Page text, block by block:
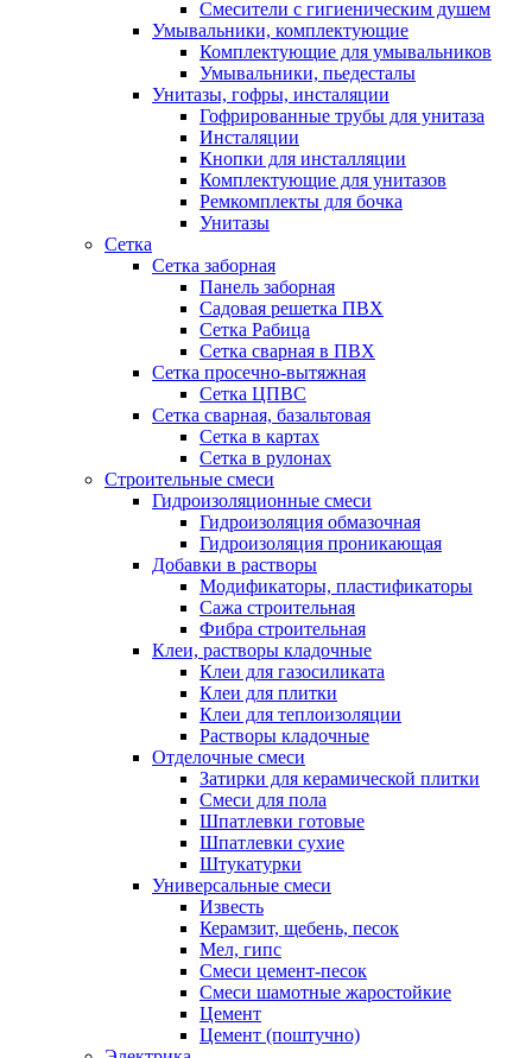
Смесители с гигиеническим душем
Умывальники, комплектующие
Комплектующие для умывальников
Умывальники, пьедесталы
Унитазы, гофры, инсталяции
Гофрированные трубы для унитаза
Инсталяции
Кнопки для инсталляции
Комплектующие для унитазов
Ремкомплекты для бочка
Унитазы
Сетка
Сетка заборная
Панель заборная
Садовая решетка ПВХ
Сетка Рабица
Сетка сварная в ПВХ
Сетка просечно-вытяжная
Сетка ЦПВС
Сетка сварная, базальтовая
Сетка в картах
Сетка в рулонах
Строительные смеси
Гидроизоляционные смеси
Гидроизоляция обмазочная
Гидроизоляция проникающая
Добавки в растворы
Модификаторы, пластификаторы
Сажа строительная
Фибра строительная
Клеи, растворы кладочные
Клеи для газосиликата
Клеи для плитки
Клеи для теплоизоляции
Растворы кладочные
Отделочные смеси
Затирки для керамической плитки
Смеси для пола
Шпатлевки готовые
Шпатлевки сухие
Штукатурки
Универсальные смеси
Известь
Керамзит, щебень, песок
Мел, гипс
Смеси цемент-песок
Смеси шамотные жаростойкие
Цемент
Цемент (поштучно)